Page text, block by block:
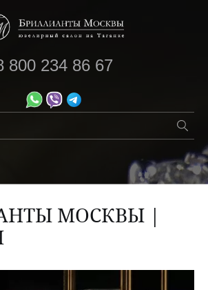
800 234 86 67
МОСКВЫ |